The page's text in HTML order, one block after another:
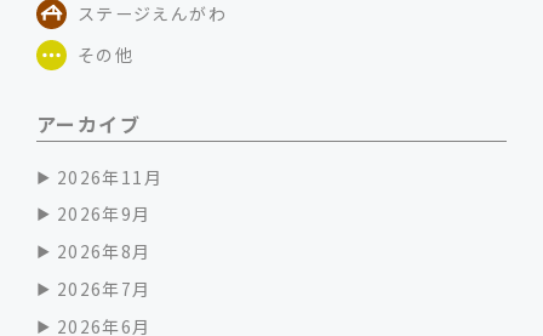
ステージえんがわ
その他
アーカイブ
2026年11月
2026年9月
2026年8月
2026年7月
2026年6月